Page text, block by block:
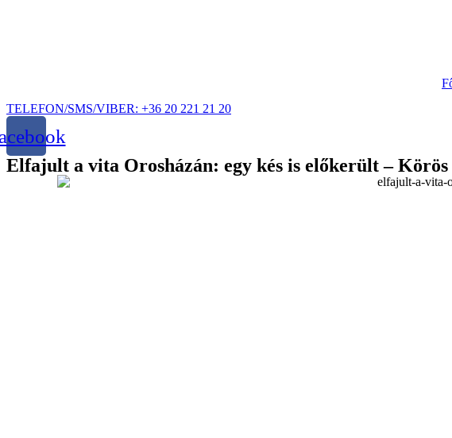
TELEFON/SMS/VIBER: +36 20 221 21 20
Elfajult a vita Orosházán: egy kés is előkerült –